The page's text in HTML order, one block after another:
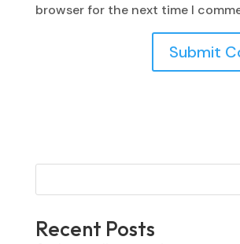
browser for the next time I
Recent Posts